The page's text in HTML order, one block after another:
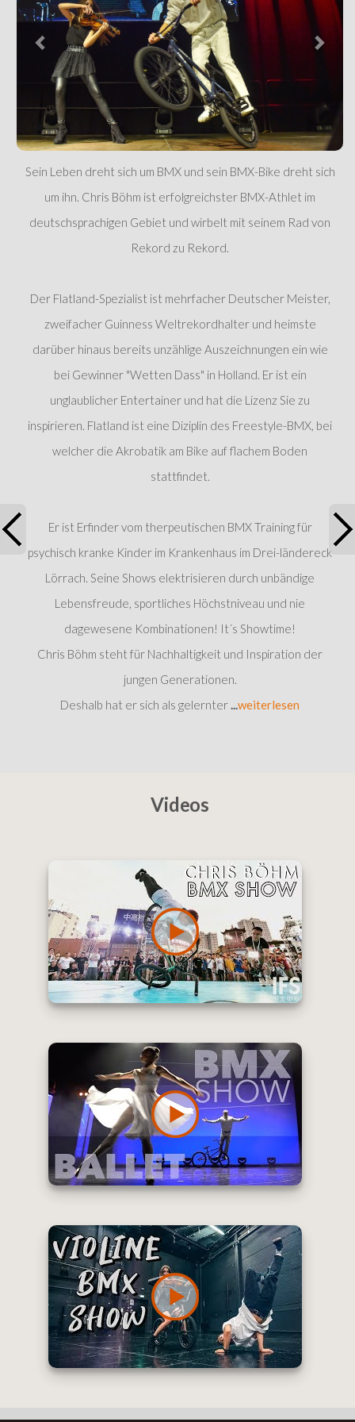
Sein Leben dreht sich um BMX und sein BMX-Bike dreht sich
um ihn. Chris Böhm ist erfolgreichster BMX-Athlet im
deutschsprachigen Gebiet und wirbelt mit seinem Rad von
Rekord zu Rekord.
Der Flatland-Spezialist ist mehrfacher Deutscher Meister,
zweifacher Guinness Weltrekordhalter und heimste
darüber hinaus bereits unzählige Auszeichnungen ein wie
bei Gewinner "Wetten Dass" in Holland. Er ist ein
unglaublicher Entertainer und hat die Lizenz Sie zu
inspirieren. Flatland ist eine Diziplin des Freestyle-BMX, bei
welcher die Akrobatik am Bike auf flachem Boden
stattfindet.
Er ist Erfinder vom therpeutischen BMX Training für
psychisch kranke Kinder im Krankenhaus im Drei-ländereck
Lörrach. Seine Shows elektrisieren durch unbändige
Lebensfreude, sportliches Höchstniveau und nie
dagewesene Kombinationen! It´s Showtime!
Chris Böhm steht für Nachhaltigkeit und Inspiration der
jungen Generationen.
Deshalb hat er sich als gelernter
weiterlesen
Videos